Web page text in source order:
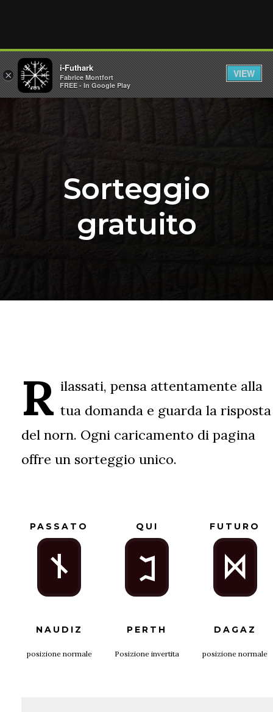
Sorteggio
gratuito
R ilassati, pensa attentamente alla
tua domanda e guarda la risposta
del norn. Ogni caricamento di pagina
offre un sorteggio unico.
PASSATO
n
NAUDIZ
posizione normale
QUI
P
PERTH
Posizione invertita
FUTURO
D
DAGAZ
posizione normale
×
i-Futhark
Fabrice Montfort
FREE - In Google Play
VIEW